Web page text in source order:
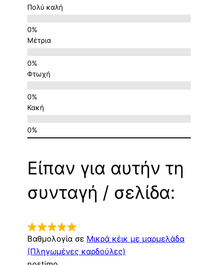
Πολύ καλή
Μέτρια
Φτωχή
Κακή
Είπαν για αυτήν τη
συνταγή / σελίδα:
Βαθμολογία σε Μικρά κέικ με μαρμελάδα
(Πληγωμένες καρδούλες)